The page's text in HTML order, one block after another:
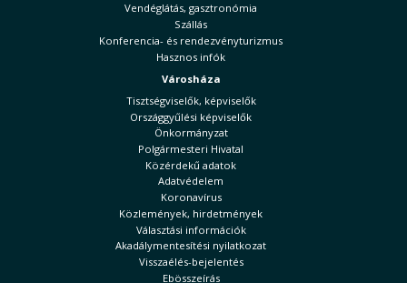
Vendéglátás, gasztronómia
Szállás
Konferencia- és rendezvényturizmus
Hasznos infók
Városháza
Tisztségviselők, képviselők
Országgyűlési képviselők
Önkormányzat
Polgármesteri Hivatal
Közérdekű adatok
Adatvédelem
Koronavírus
Közlemények, hirdetmények
Választási információk
Akadálymentesítési nyilatkozat
Visszaélés-bejelentés
Ebösszeírás